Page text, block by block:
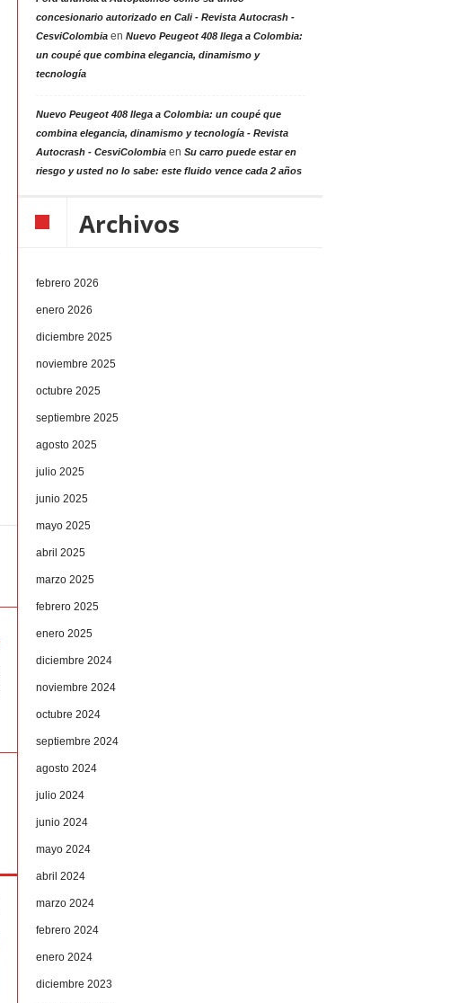
concesionario autorizado en Cali - Revista Autocrash -
CesviColombiaen Nuevo Peugeot 408 llega a Colombia:
un coupé que combina elegancia, dinamismo y
tecnología
Nuevo Peugeot 408 llega a Colombia: un coupé que
combina elegancia, dinamismo y tecnología - Revista
Autocrash - CesviColombiaen Su carro puede estar en
riesgo y usted no lo sabe: este fluido vence cada 2 años
Archivos
febrero 2026
enero 2026
diciembre 2025
noviembre 2025
octubre 2025
septiembre 2025
agosto 2025
julio 2025
junio 2025
mayo 2025
abril 2025
marzo 2025
febrero 2025
enero 2025
diciembre 2024
noviembre 2024
octubre 2024
septiembre 2024
agosto 2024
julio 2024
junio 2024
mayo 2024
abril 2024
marzo 2024
febrero 2024
enero 2024
diciembre 2023